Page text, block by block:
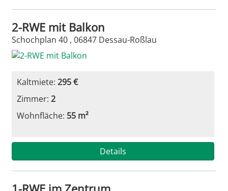
2-RWE mit Balkon
Schochplan 40 , 06847 Dessau-Roßlau
Kaltmiete:295 €
Zimmer:2
Wohnfläche: 55 m²
Details